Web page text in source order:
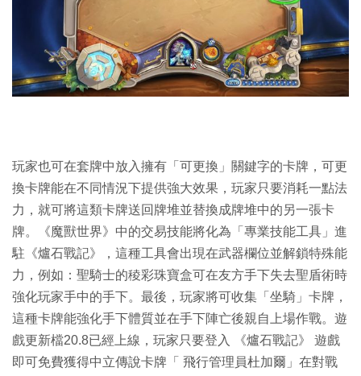
玩家也可在套牌中放入擁有「可更換」關鍵字的卡牌，可更
換卡牌能在不同情況下提供強大效果，玩家只要消耗一點法
力，就可將這類卡牌送回牌堆並替換成牌堆中的另一張卡
牌。《魔獸世界》中的交易技能將化為「專業技能工具」進
駐《爐石戰記》，這種工具會出現在武器欄位並解鎖特殊能
力，例如：聖騎士的稜彩珠寶盒可在友方手下失去聖盾術時
強化玩家手中的手下。最後，玩家將可收集「坐騎」卡牌，
這種卡牌能強化手下體質並在手下陣亡後親自上場作戰。遊
戲更新檔20.8已經上線，玩家只要登入 《爐石戰記》 遊戲
即可免費獲得中立傳說卡牌「 飛行管理員杜加爾」在對戰